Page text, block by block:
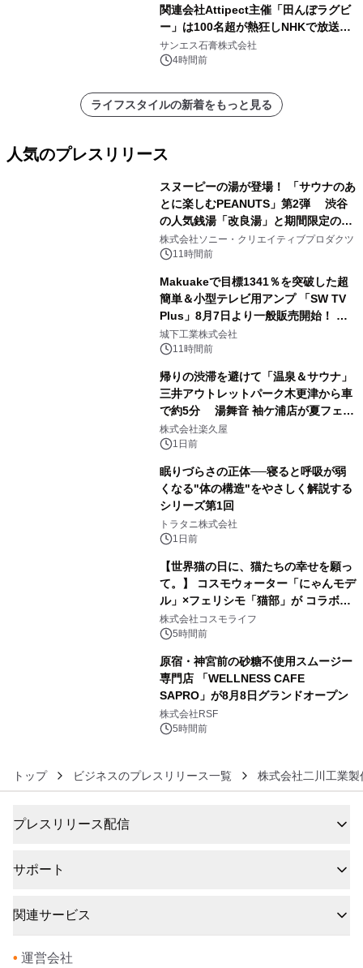
関連会社Attipect主催「田んぼラグビ
ー」は100名超が熱狂しNHKで放送さ
れました。
サンエス石膏株式会社
4時間前
ライフスタイルの新着をもっと見る
人気のプレスリリース
スヌーピーの湯が登場！ 「サウナのあ
とに楽しむPEANUTS」第2弾 渋谷
の人気銭湯「改良湯」と期間限定のコ
ラボレーション サウナイキタイコラ
ボグッズも発売決定！
株式会社ソニー・クリエイティブプロダクツ
11時間前
Makuakeで目標1341％を突破した超
簡単＆小型テレビ用アンプ 「SW TV
Plus」8月7日より一般販売開始！ ケ
ーブル1本つなぐだけ、テレビの音が
ぐっと豊かに
城下工業株式会社
11時間前
帰りの渋滞を避けて「温泉＆サウナ」
三井アウトレットパーク木更津から車
で約5分 湯舞音 袖ケ浦店が夏フェア
メニューを提供
株式会社楽久屋
1日前
眠りづらさの正体──寝ると呼吸が弱
くなる"体の構造"をやさしく解説する
シリーズ第1回
トラタニ株式会社
1日前
【世界猫の日に、猫たちの幸せを願っ
て。】 コスモウォーター「にゃんモデ
ル」×フェリシモ「猫部」が コラボキ
ャンペーンを実施
株式会社コスモライフ
5時間前
原宿・神宮前の砂糖不使用スムージー
専門店 「WELLNESS CAFE
SAPRO」が8月8日グランドオープン
株式会社RSF
5時間前
トップ ビジネスのプレスリリース一覧 株式会社二川工業製
プレスリリース配信
サポート
関連サービス
• 運営会社